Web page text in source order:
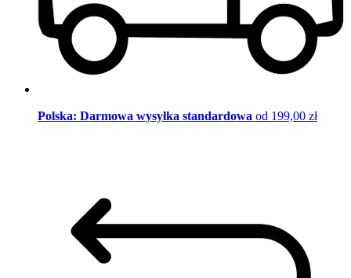
Polska: Darmowa wysyłka standardowa od 199,00 zł